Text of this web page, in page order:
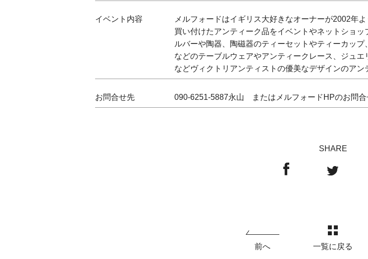
イベント内容
メルフォードはイギリス大好きなオーナーが2002年
買い付けたアンティーク品をイベントやネットショ
ルバーや陶器、陶磁器のティーセットやティーカッ
などのテーブルウェアやアンティークレース、ジュ
などヴィクトリアンティストの優美なデザインのア
お問合せ先 090-6251-5887永山 またはメルフォードHPのお問
SHARE
前へ 一覧に戻る